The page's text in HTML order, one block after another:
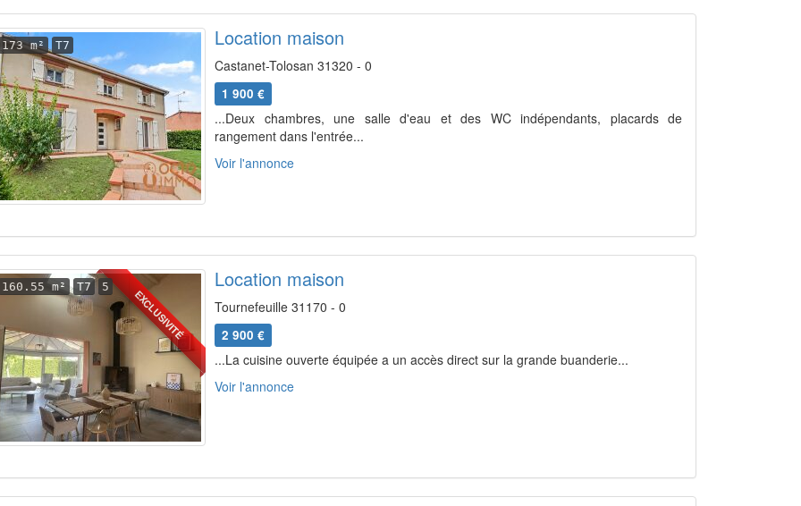
173 m² T7 Location maison
Castanet-Tolosan 31320 - 0
1 900 €
...Deux chambres, une salle d'eau et des WC indépendants, placards de
rangement dans l'entrée...
Voir l'annonce
EXCLUSIVITÉ
160.55 m² T7 5 Location maison
Tournefeuille 31170 - 0
2 900 €
...La cuisine ouverte équipée a un accès direct sur la grande buanderie...
Voir l'annonce